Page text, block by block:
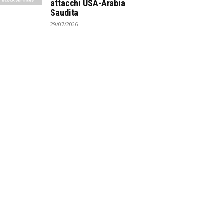
attacchi USA-Arabia
Saudita
29/07/2026